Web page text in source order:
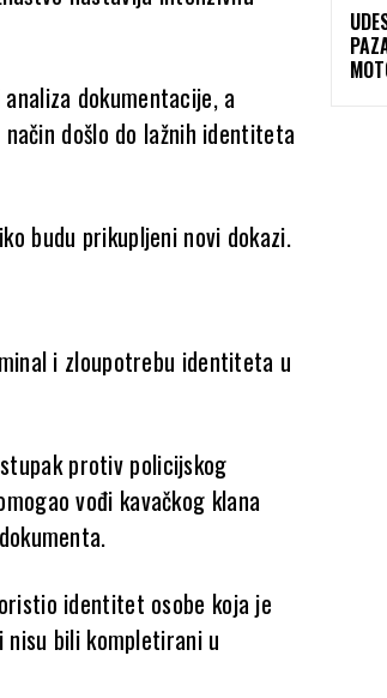
dokumentacije, a
došlo do lažnih identiteta
budu prikupljeni novi dokazi.
i zloupotrebu identiteta u
protiv policijskog
vođi kavačkog klana
identitet osobe koja je
bili kompletirani u